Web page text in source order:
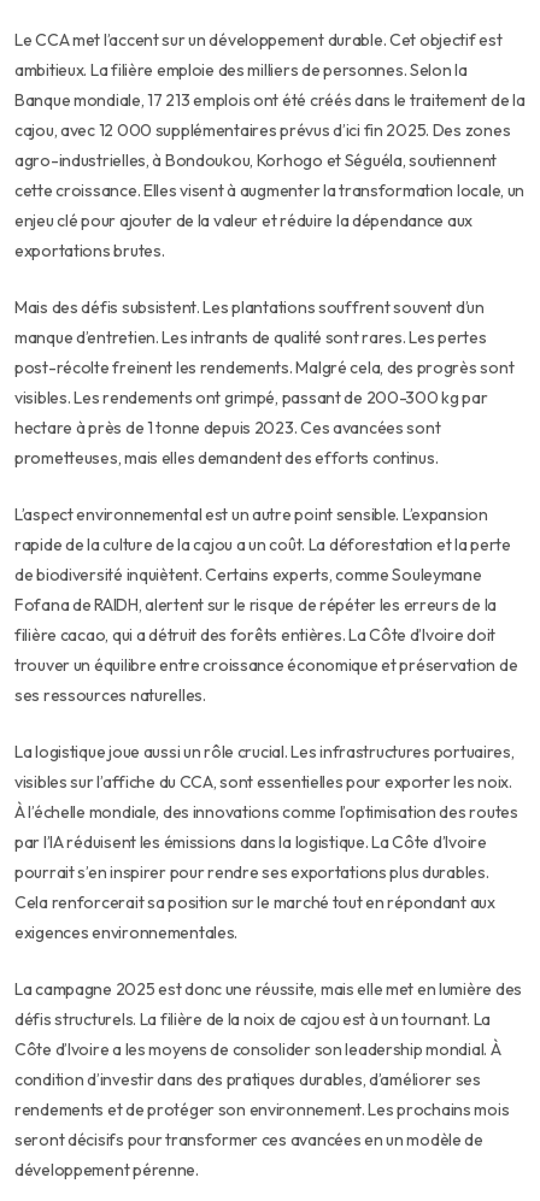
Le CCA met l’accent sur un développement durable. Cet objectif est
ambitieux. La filière emploie des milliers de personnes. Selon la
Banque mondiale, 17 213 emplois ont été créés dans le traitement de la
cajou, avec 12 000 supplémentaires prévus d’ici fin 2025. Des zones
agro-industrielles, à Bondoukou, Korhogo et Séguéla, soutiennent
cette croissance. Elles visent à augmenter la transformation locale, un
enjeu clé pour ajouter de la valeur et réduire la dépendance aux
exportations brutes.
Mais des défis subsistent. Les plantations souffrent souvent d’un
manque d’entretien. Les intrants de qualité sont rares. Les pertes
post-récolte freinent les rendements. Malgré cela, des progrès sont
visibles. Les rendements ont grimpé, passant de 200-300 kg par
hectare à près de 1 tonne depuis 2023. Ces avancées sont
prometteuses, mais elles demandent des efforts continus.
L’aspect environnemental est un autre point sensible. L’expansion
rapide de la culture de la cajou a un coût. La déforestation et la perte
de biodiversité inquiètent. Certains experts, comme Souleymane
Fofana de RAIDH, alertent sur le risque de répéter les erreurs de la
filière cacao, qui a détruit des forêts entières. La Côte d’Ivoire doit
trouver un équilibre entre croissance économique et préservation de
ses ressources naturelles.
La logistique joue aussi un rôle crucial. Les infrastructures portuaires,
visibles sur l’affiche du CCA, sont essentielles pour exporter les noix.
À l’échelle mondiale, des innovations comme l’optimisation des routes
par l’IA réduisent les émissions dans la logistique. La Côte d’Ivoire
pourrait s’en inspirer pour rendre ses exportations plus durables.
Cela renforcerait sa position sur le marché tout en répondant aux
exigences environnementales.
La campagne 2025 est donc une réussite, mais elle met en lumière des
défis structurels. La filière de la noix de cajou est à un tournant. La
Côte d’Ivoire a les moyens de consolider son leadership mondial. À
condition d’investir dans des pratiques durables, d’améliorer ses
rendements et de protéger son environnement. Les prochains mois
seront décisifs pour transformer ces avancées en un modèle de
développement pérenne.